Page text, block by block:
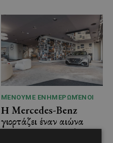
ΜΈΝΟΥΜΕ ΕΝΗΜΕΡΩΜΈΝΟΙ
Η Mercedes-Benz
γιορτάζει έναν αιώνα
ιστορίας και κοιτάζει